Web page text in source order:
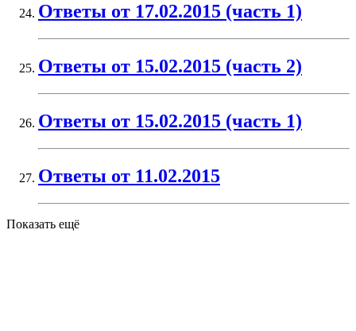
Ответы от 17.02.2015 (часть 1)
Ответы от 15.02.2015 (часть 2)
Ответы от 15.02.2015 (часть 1)
Ответы от 11.02.2015
Показать ещё